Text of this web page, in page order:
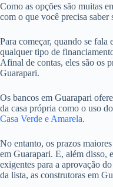
Como as opções são muitas
com o que você precisa saber
Para começar, quando se
qualquer tipo de
Afinal de contas, eles são os
Guarapari.
Os bancos em Guarapari
da casa própria como o uso
Casa Verde e Amarela.
No entanto, os prazos
em Guarapari. E, além disso,
exigentes para a aprovação
da lista, as construtoras em